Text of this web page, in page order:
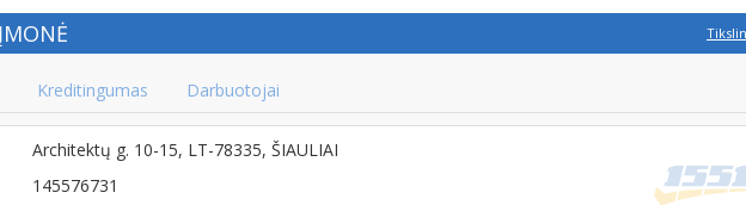
Kreditingumas Darbuotojai
Architektų g. 10-15, LT-78335, ŠIAULIAI
145576731